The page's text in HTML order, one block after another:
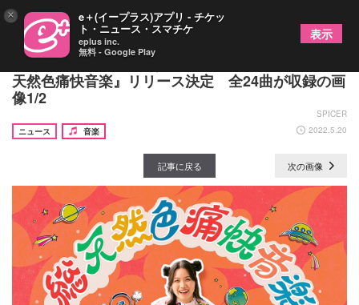
町あかり、4年ぶりとなるオリジナルアルバム『総
天然色痛快音楽』リリース決定 全24曲が収録の画
像1/2
SPICER
ニュース
音楽 2022.5.20
記事に戻る 次の画像
× e＋(イープラス)アプリ - チケッ
ト・ニュース・スマチケ
eplus inc.
無料 - Google Play
表示